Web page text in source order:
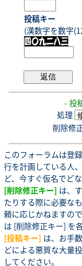
投稿キー
(漢数字を数字
- 投
処理
削除修
このフォーラムは登
行を計画している人
ど、今すぐ仮名でど
[削除修正キー] は、
たりする際に必要な
頼に応じかねますの
は [削除修正キー] を
[投稿キー] は、お手
どによる悪質な大量
してください。